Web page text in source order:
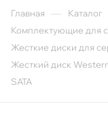
Главная Каталог
Комплектующие для
Жесткие диски для
Жесткий диск
SATA